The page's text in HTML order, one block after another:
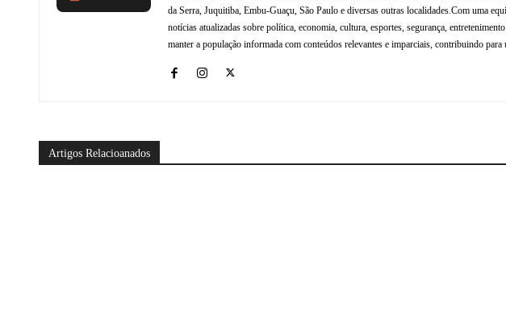
da Serra, Juquitiba, Embu-Guaçu, São Paulo e diversas outras localidades.Com uma
notícias atualizadas sobre política, economia, cultura, esportes, segurança,
manter a população informada com conteúdos relevantes e imparciais, contribuindo
Artigos Relacioanados